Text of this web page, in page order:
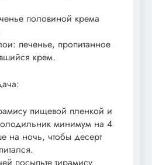
половиной крема
печенье, пропитанное
крем.
пищевой пленкой и
минимум на 4
на ночь, чтобы десерт
посыпьте тирамису